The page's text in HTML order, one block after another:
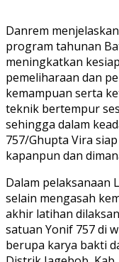
Danrem
program tahunan
meningkatkan
pemeliharaan dan
kemampuan serta
teknik bertempur
sehingga dalam
757/Ghupta Vira
kapanpun dan
Dalam pelaksanaan
selain mengasah
akhir latihan
satuan Yonif 757 di
berupa karya bakti